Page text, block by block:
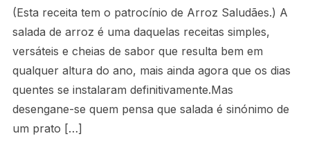
(Esta receita tem o patrocínio de Arroz Saludães.) A
salada de arroz é uma daquelas receitas simples,
versáteis e cheias de sabor que resulta bem em
qualquer altura do ano, mais ainda agora que os dias
quentes se instalaram definitivamente.Mas
desengane-se quem pensa que salada é sinónimo de
um prato […]